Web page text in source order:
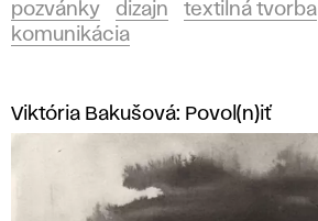
pozvánky dizajn textilná tvorba
komunikácia
Viktória Bakušová: Povol(n)iť